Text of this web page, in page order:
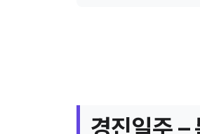
경진일주 –